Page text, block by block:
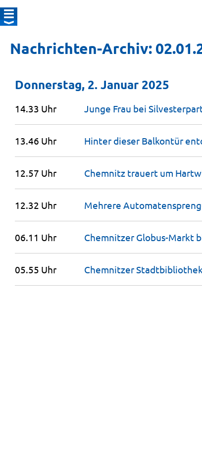
Nachrichten-Archiv:
Donnerstag, 2. Januar 2025
14.33 Uhr Junge Frau bei
13.46 Uhr Hinter dieser Balkontür
12.57 Uhr Chemnitz trauert um
12.32 Uhr Mehrere
06.11 Uhr Chemnitzer Globus-Markt
05.55 Uhr Chemnitzer